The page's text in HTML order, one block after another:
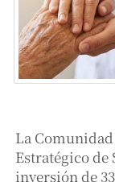
La
Estratégico de
inversión de